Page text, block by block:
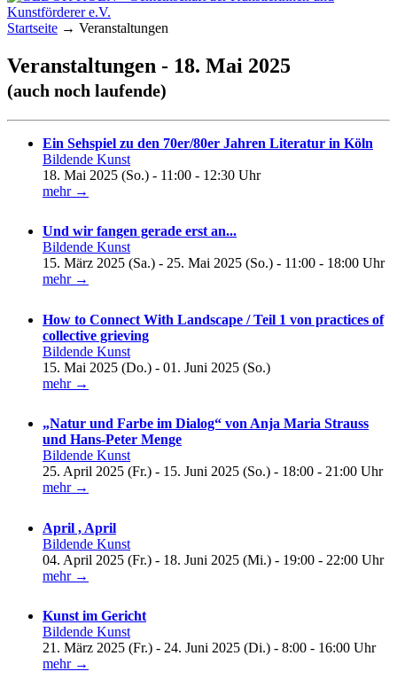
GEDOK KÖLN
Gemeinschaft der Künstlerinnen und
Kunstförderer e.V.
Startseite → Veranstaltungen
Veranstaltungen - 18. Mai 2025
(auch noch laufende)
Ein Sehspiel zu den 70er/80er Jahren Literatur in Köln
Bildende Kunst
18. Mai 2025 (So.) - 11:00 - 12:30 Uhr
mehr →
Und wir fangen gerade erst an...
Bildende Kunst
15. März 2025 (Sa.) - 25. Mai 2025 (So.) - 11:00 - 18:00 Uhr
mehr →
How to Connect With Landscape / Teil 1 von practices of
collective grieving
Bildende Kunst
15. Mai 2025 (Do.) - 01. Juni 2025 (So.)
mehr →
„Natur und Farbe im Dialog“ von Anja Maria Strauss
und Hans-Peter Menge
Bildende Kunst
25. April 2025 (Fr.) - 15. Juni 2025 (So.) - 18:00 - 21:00 Uhr
mehr →
April , April
Bildende Kunst
04. April 2025 (Fr.) - 18. Juni 2025 (Mi.) - 19:00 - 22:00 Uhr
mehr →
Kunst im Gericht
Bildende Kunst
21. März 2025 (Fr.) - 24. Juni 2025 (Di.) - 8:00 - 16:00 Uhr
mehr →